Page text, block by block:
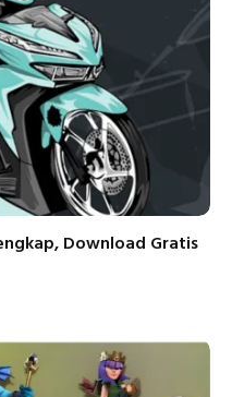
Download Gratis